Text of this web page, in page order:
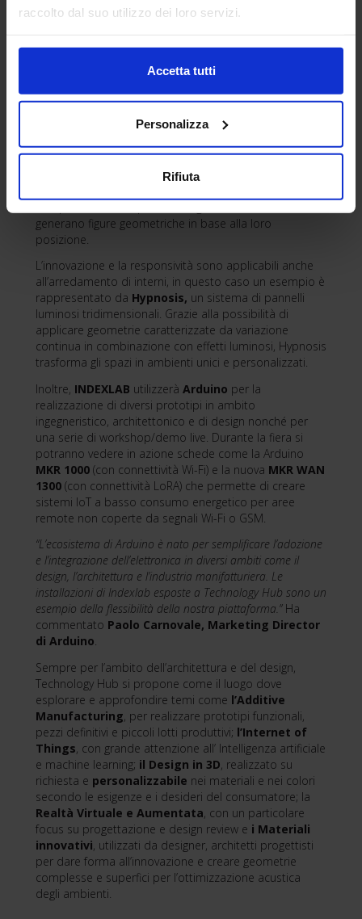
raccolto dal suo utilizzo dei loro servizi.
Accetta tutti
Personalizza
Rifiuta
creando riflessi inattesi. Il sistema è inoltre dotato di
in schermo interattivo.Flying dotsè un sistema
dall’intrattenimento all’ottimizzazione acustico-
illuminotecnica, dal lighting design cinetico ad
Permette di variare la configurazione spaziale di
controsoffitti mobili: una matrice di attuatori
movimenta sfere di metallo tramite cavi avvolti su
pulegge. Le figure geometriche che il soffitto cinetico
generano figure geometriche in base alla loro
posizione.
L’innovazione e la responsività sono applicabili anche
all’arredamento di interni, in questo caso un esempio è
rappresentato da Hypnosis, un sistema di pannelli
luminosi tridimensionali. Grazie alla possibilità di
applicare geometrie caratterizzate da variazione
continua in combinazione con effetti luminosi, Hypnosis
trasforma gli spazi in ambienti unici e personalizzati.
Inoltre, INDEXLAB utilizzerà Arduino per la
realizzazione di diversi prototipi in ambito
ingegneristico, architettonico e di design nonché per
una serie di workshop/demo live. Durante la fiera si
potranno vedere in azione schede come la Arduino
MKR 1000 (con connettività Wi-Fi) e la nuova MKR WAN
1300 (con connettività LoRA) che permette di creare
sistemi IoT a basso consumo energetico per aree
remote non coperte da segnali Wi-Fi o GSM.
“L’ecosistema di Arduino è nato per semplificare l’adozione
e l’integrazione dell’elettronica in diversi ambiti come il
design, l’architettura e l’industria manifatturiera. Le
installazioni di Indexlab esposte a Technology Hub sono un
esempio della flessibilità della nostra piattaforma.” Ha
commentato Paolo Carnovale, Marketing Director
di Arduino.
Sempre per l’ambito dell’architettura e del design,
Technology Hub si propone come il luogo dove
esplorare e approfondire temi come l’Additive
Manufacturing , per realizzare prototipi funzionali,
pezzi definitivi e piccoli lotti produttivi; l’Internet of
Things , con grande attenzione all’ Intelligenza artificiale
e machine learning; il Design in 3D , realizzato su
richiesta e personalizzabile nei materiali e nei colori
secondo le esigenze e i desideri del consumatore; la
Realtà Virtuale e Aumentata , con un particolare
focus su progettazione e design review e i Materiali
innovativi , utilizzati da designer, architetti progettisti
per dare forma all’innovazione e creare geometrie
complesse e superfici per l’ottimizzazione acustica
degli ambienti.